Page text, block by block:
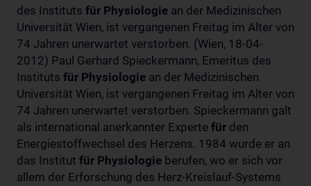
des Instituts für Physiologie an der Medizinischen
Universität Wien, ist vergangenen Freitag im Alter von
74 Jahren unerwartet verstorben. (Wien, 18-04-
2012) Paul Gerhard Spieckermann, Emeritus des
Instituts für Physiologie an der Medizinischen
Universität Wien, ist vergangenen Freitag im Alter von
74 Jahren unerwartet verstorben. Spieckermann galt
als international anerkannter Experte für den
Energiestoffwechsel des Herzens. 1984 wurde er an
das Institut für Physiologie berufen, wo er sich vor
allem der Erforschung des Herz-Kreislauf-Systems